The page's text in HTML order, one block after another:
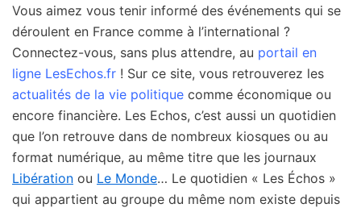
Vous aimez vous tenir informé des événements qui se
déroulent en France comme à l’international ?
Connectez-vous, sans plus attendre, au portail en
ligne LesEchos.fr ! Sur ce site, vous retrouverez les
actualités de la vie politique comme économique ou
encore financière. Les Echos, c’est aussi un quotidien
que l’on retrouve dans de nombreux kiosques ou au
format numérique, au même titre que les journaux
Libération ou Le Monde… Le quotidien « Les Échos »
qui appartient au groupe du même nom existe depuis